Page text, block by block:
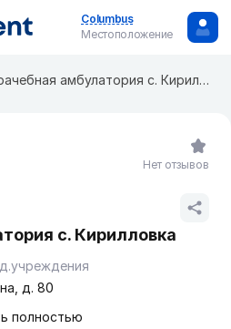
Columbus
Местоположение
Врачебная амбулатория с. Кирилловка
с. Кирилловка
д. 80
полностью
Нет отзывов